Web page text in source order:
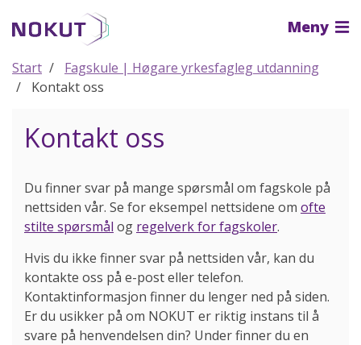
hovedinnhold
Meny
Start
Fagskule | Høgare yrkesfagleg utdanning
Kontakt oss
Kontakt oss
Du finner svar på mange spørsmål om fagskole på
nettsiden vår. Se for eksempel nettsidene om ofte
stilte spørsmål og regelverk for fagskoler.
Hvis du ikke finner svar på nettsiden vår, kan du
kontakte oss på e-post eller telefon.
Kontaktinformasjon finner du lenger ned på siden.
Er du usikker på om NOKUT er riktig instans til å
svare på henvendelsen din? Under finner du en